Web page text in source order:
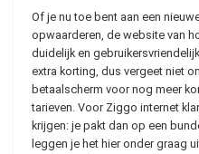
Of je nu toe bent aan een
opwaarderen, de website van
duidelijk en
extra korting, dus vergeet niet
betaalscherm voor nog meer
tarieven. Voor Ziggo internet
krijgen: je pakt dan op een
leggen je het hier onder graag